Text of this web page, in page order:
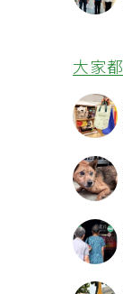
大家